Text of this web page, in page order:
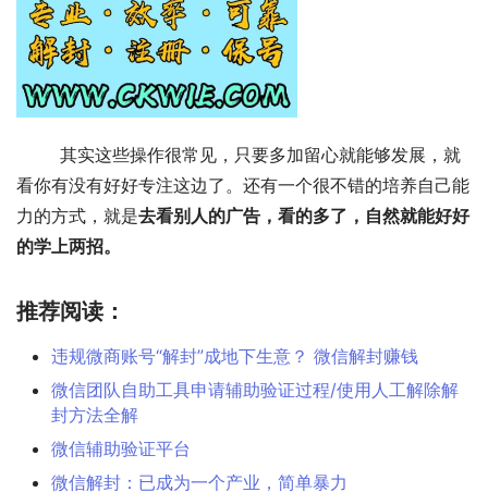
看你有没有好好专注这边了。还有一个很不错的培养自己能
力的方式，就是去看别人的广告，看的多了，自然就能好好
的学上两招。
推荐阅读：
违规微商账号“解封”成地下生意？ 微信解封赚钱
微信团队自助工具申请辅助验证过程/使用人工解除解
封方法全解
微信辅助验证平台
微信解封：已成为一个产业，简单暴力